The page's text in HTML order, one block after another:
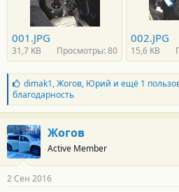
001.JPG
31,7 KB Просмотры: 80
002.JPG
15,6 KB
Б
л
а
г
о
д
а
р
о
dimak1,Жогов, Юрий и ещё 1
благодарность
Жогов
Active Member
2 Сен 2016